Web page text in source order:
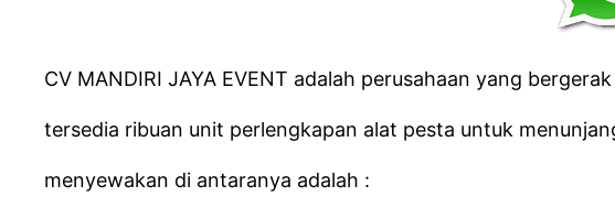
CV MANDIRI JAYA EVENT adalah perusahaan yang
tersedia ribuan unit perlengkapan alat pesta untuk
menyewakan di antaranya adalah :